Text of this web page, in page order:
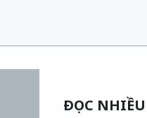
ĐỌC NHIỀU